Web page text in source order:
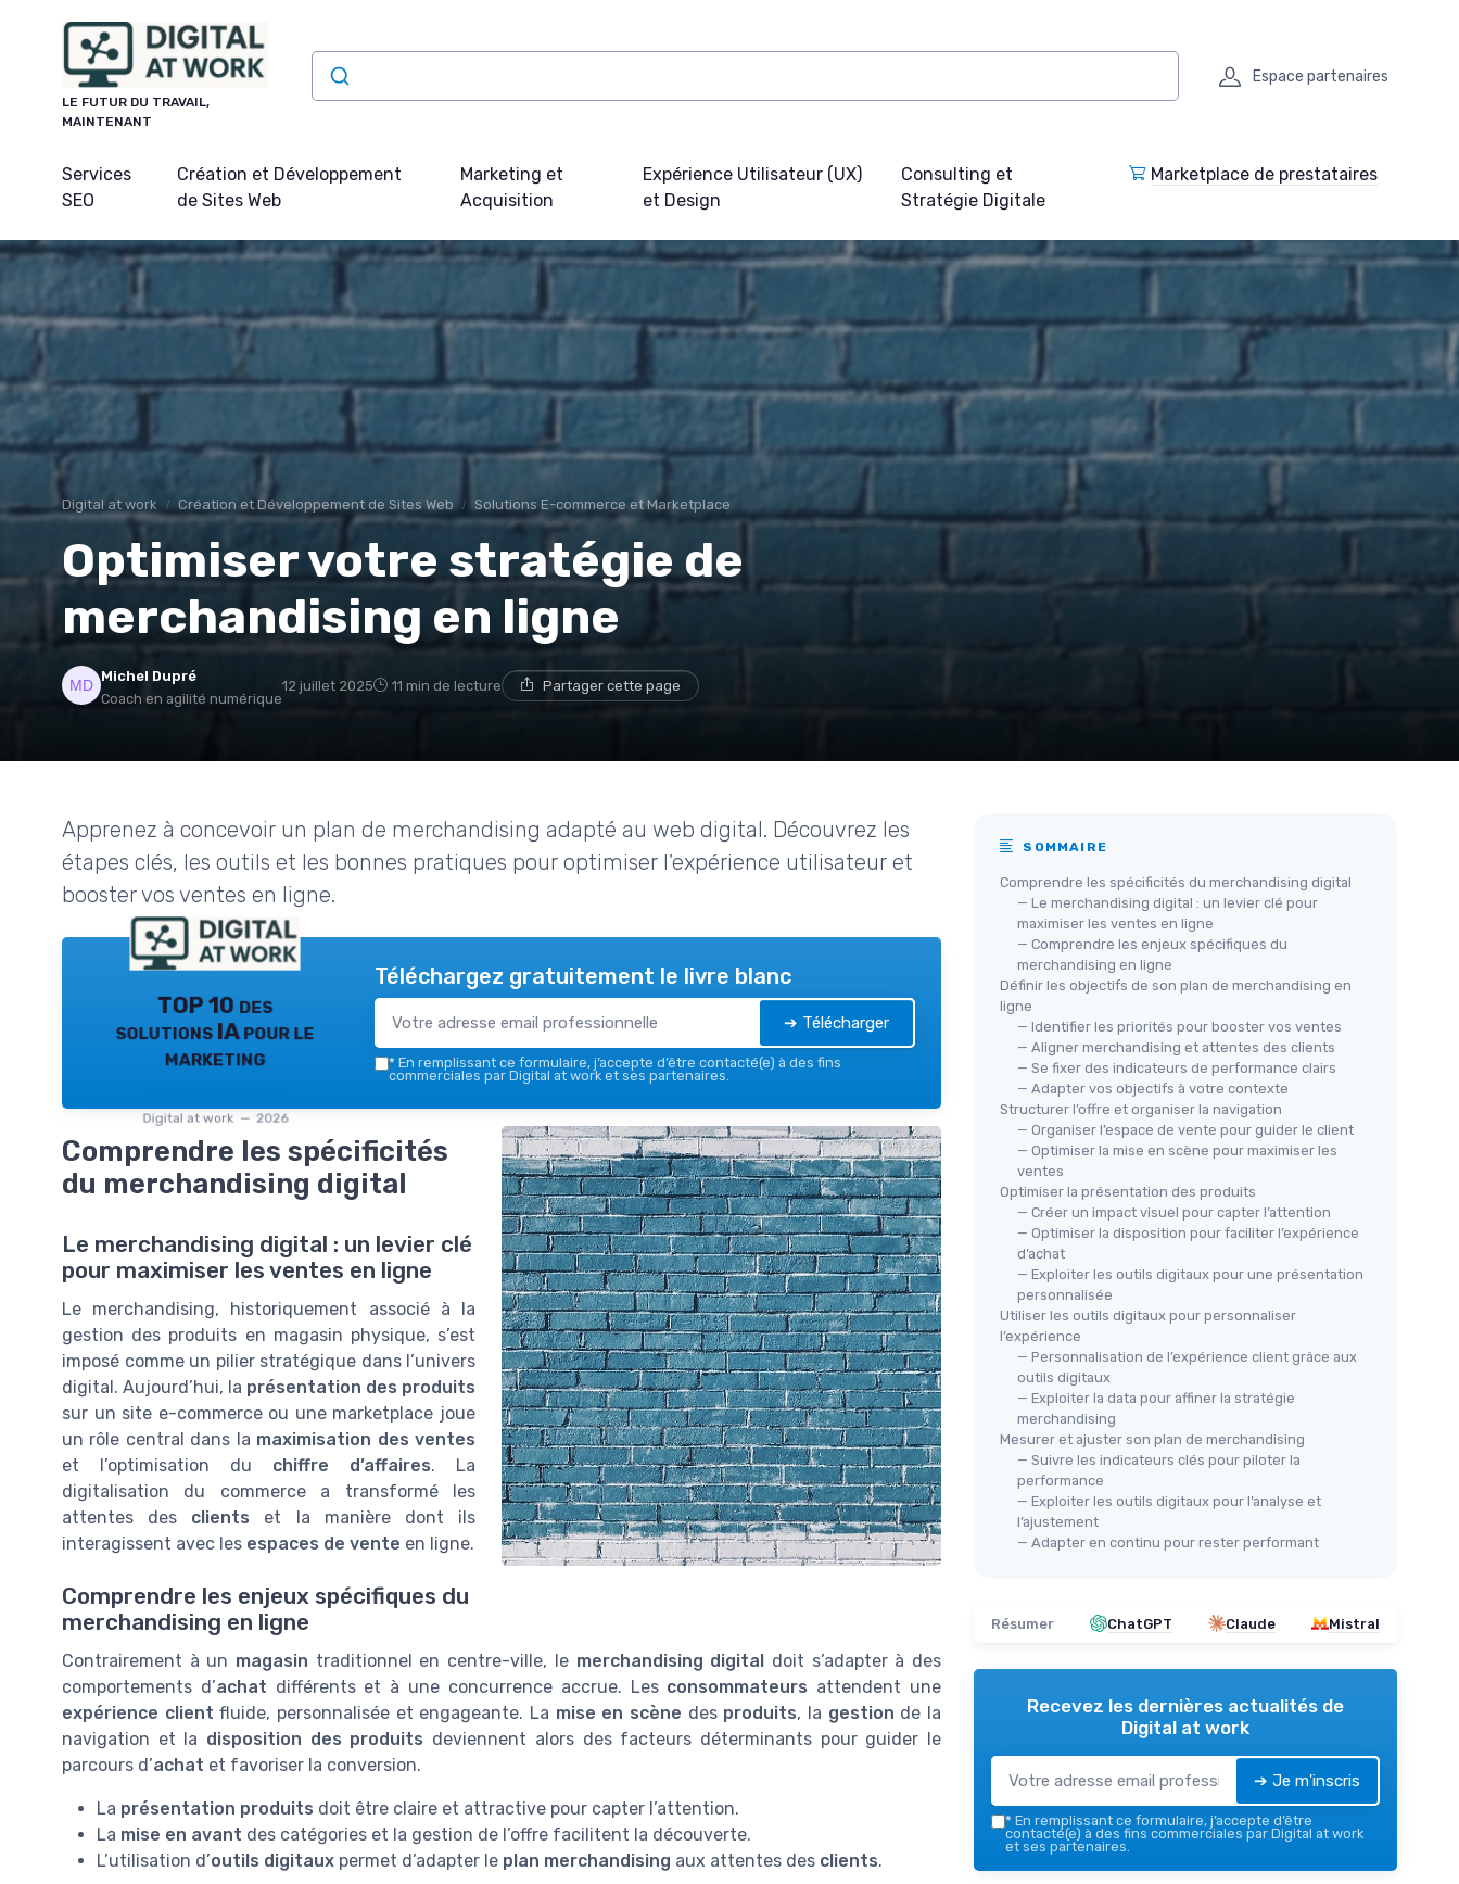
LE FUTUR DU TRAVAIL,
MAINTENANT
Espace partenaires
Services
SEO
Création et Développement
de Sites Web
Marketing et
Acquisition
Expérience Utilisateur (UX)
et Design
Consulting et
Stratégie Digitale
Marketplace de prestataires
Digital at work Création et Développement de Sites Web Solutions E-commerce et Marketplace
Optimiser votre stratégie de
merchandising en ligne
Michel Dupré
Coach en agilité numérique
12 juillet 2025 11 min de lecture Partager cette page
Apprenez à concevoir un plan de merchandising adapté au web digital. Découvrez les
étapes clés, les outils et les bonnes pratiques pour optimiser l'expérience utilisateur et
booster vos ventes en ligne.
TOP 10 des
solutions IA pour le
marketing
Digital at work — 2026
Téléchargez gratuitement le livre blanc
➔ Télécharger
* En remplissant ce formulaire, j’accepte d’être contacté(e) à des fins
commerciales par Digital at work et ses partenaires.
Comprendre les spécificités
du merchandising digital
Le merchandising digital : un levier clé
pour maximiser les ventes en ligne
Le merchandising, historiquement associé à la
gestion des produits en magasin physique, s’est
imposé comme un pilier stratégique dans l’univers
digital. Aujourd’hui, la présentation des produits
sur un site e-commerce ou une marketplace joue
un rôle central dans la maximisation des ventes
et l’optimisation du chiffre d’affaires. La
digitalisation du commerce a transformé les
attentes des clients et la manière dont ils
interagissent avec les espaces de vente en ligne.
Comprendre les enjeux spécifiques du
merchandising en ligne
Contrairement à un magasin traditionnel en centre-ville, le merchandising digital doit s’adapter à des
comportements d’achat différents et à une concurrence accrue. Les consommateurs attendent une
expérience client fluide, personnalisée et engageante. La mise en scène des produits, la gestion de la
navigation et la disposition des produits deviennent alors des facteurs déterminants pour guider le
parcours d’achat et favoriser la conversion.
La présentation produits doit être claire et attractive pour capter l’attention.
La mise en avant des catégories et la gestion de l’offre facilitent la découverte.
L’utilisation d’outils digitaux permet d’adapter le plan merchandising aux attentes des clients.
SOMMAIRE
Comprendre les spécificités du merchandising digital
— Le merchandising digital : un levier clé pour
maximiser les ventes en ligne
— Comprendre les enjeux spécifiques du
merchandising en ligne
Définir les objectifs de son plan de merchandising en
ligne
— Identifier les priorités pour booster vos ventes
— Aligner merchandising et attentes des clients
— Se fixer des indicateurs de performance clairs
— Adapter vos objectifs à votre contexte
Structurer l’offre et organiser la navigation
— Organiser l’espace de vente pour guider le client
— Optimiser la mise en scène pour maximiser les
ventes
Optimiser la présentation des produits
— Créer un impact visuel pour capter l’attention
— Optimiser la disposition pour faciliter l’expérience
d’achat
— Exploiter les outils digitaux pour une présentation
personnalisée
Utiliser les outils digitaux pour personnaliser
l’expérience
— Personnalisation de l’expérience client grâce aux
outils digitaux
— Exploiter la data pour affiner la stratégie
merchandising
Mesurer et ajuster son plan de merchandising
— Suivre les indicateurs clés pour piloter la
performance
— Exploiter les outils digitaux pour l’analyse et
l’ajustement
— Adapter en continu pour rester performant
Résumer ChatGPT Claude Mistral
Recevez les dernières actualités de
Digital at work
➔ Je m'inscris
* En remplissant ce formulaire, j’accepte d’être
contacté(e) à des fins commerciales par Digital at work
et ses partenaires.